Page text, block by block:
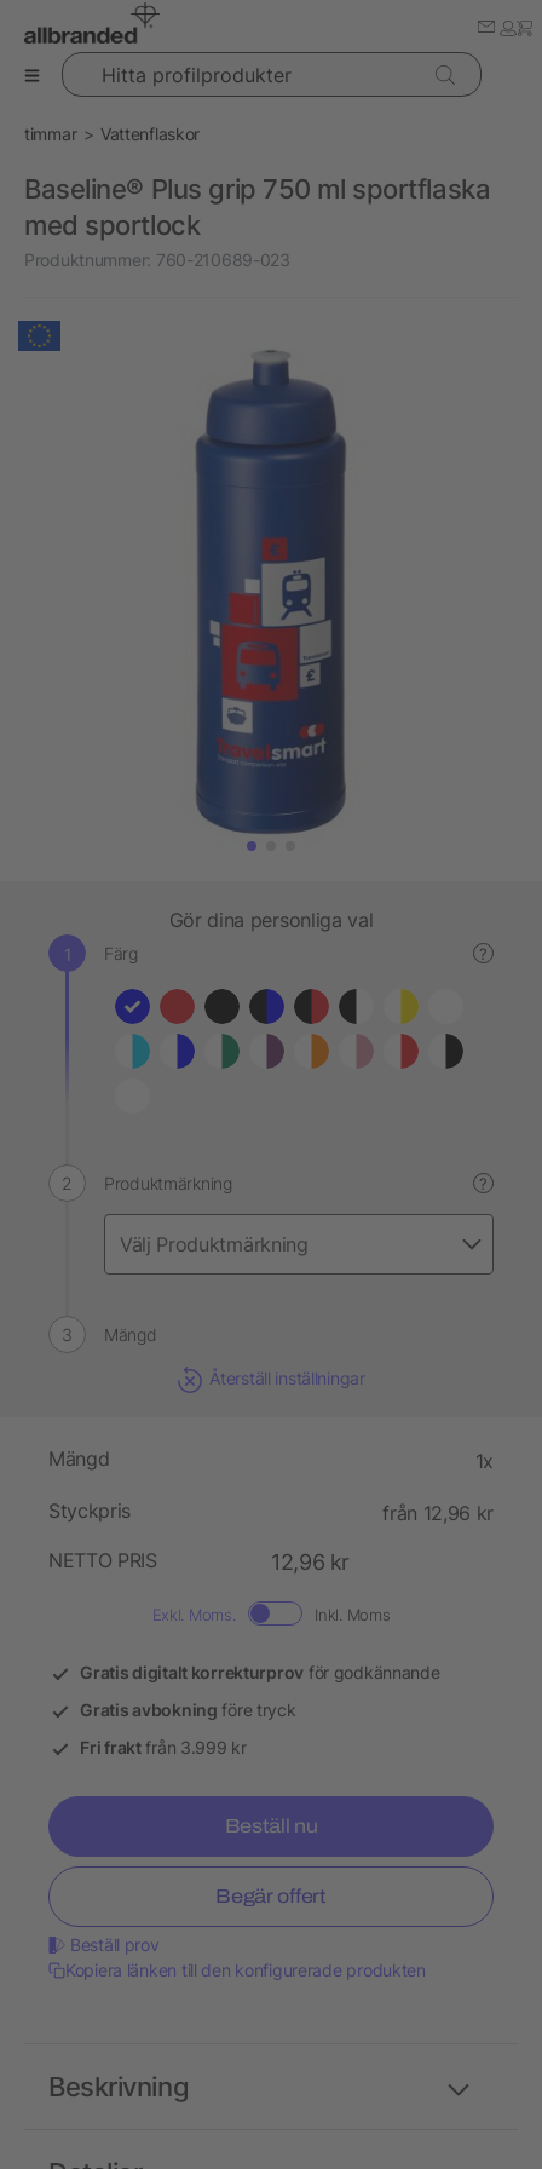
Hitta profilprodukter
timmar Vattenflaskor
Baseline® Plus grip 750 ml sportflaska
med sportlock
Produktnummer: 760-210689-023
Gör dina personliga val
Färg ?
Produktmärkning ?
Mängd
Återställ inställningar
Mängd 1x
Styckpris
från 12,96 kr
NETTO PRIS
12,96 kr
Exkl. Moms. Inkl. Moms
Gratis digitalt korrekturprov för godkännande
Gratis avbokning före tryck
Fri fraktfrån 3.999 kr
Beställ nu
Begär offert
Beställ prov
Kopiera länken till den konfigurerade produkten
Beskrivning